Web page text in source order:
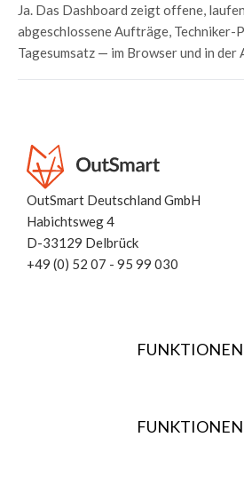
Ja. Das Dashboard zeigt offene,
abgeschlossene Aufträge, Techniker-
Tagesumsatz — im Browser und in der
OutSmart Deutschland GmbH
Habichtsweg4
D-33129 Delbrück
+49 (0) 52 07 - 95 99 030
FUNKTIONEN
FUNKTIONEN